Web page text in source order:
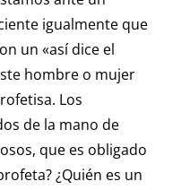
igualmente que
un «así dice el
hombre o mujer
Los
de la mano de
que es obligado
¿Quién es un